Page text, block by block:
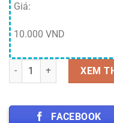
Giá:
10.000 VND
Dép ghi xanh phòng sạch
XEM
FACEBOOK